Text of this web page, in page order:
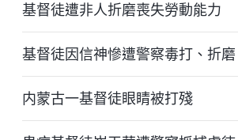
基督徒遭非人折磨喪失勞動能力
基督徒因信神慘遭警察毒打、折
内蒙古一基督徒眼睛被打殘